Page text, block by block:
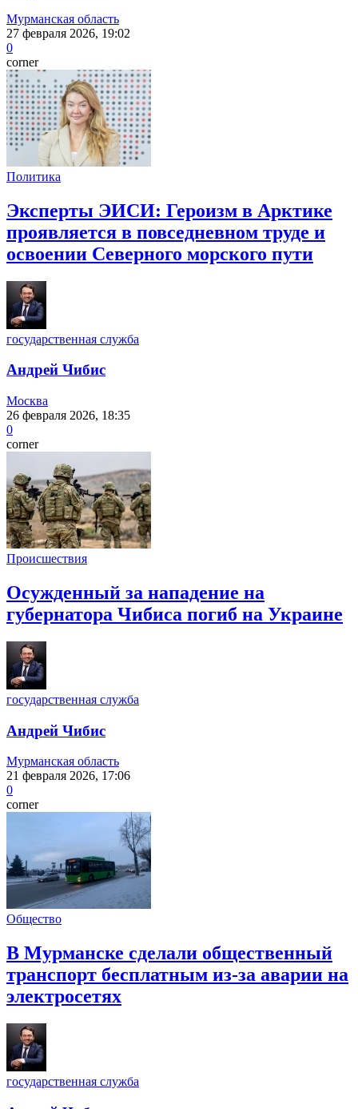
Мурманская область
27 февраля 2026, 19:02
0
corner
Политика
Эксперты ЭИСИ: Героизм в Арктике
проявляется в повседневном труде и
освоении Северного морского пути
государственная служба
Андрей Чибис
Москва
26 февраля 2026, 18:35
0
corner
Происшествия
Осужденный за нападение на
губернатора Чибиса погиб на Украине
государственная служба
Андрей Чибис
Мурманская область
21 февраля 2026, 17:06
0
corner
Общество
В Мурманске сделали общественный
транспорт бесплатным из-за аварии на
электросетях
государственная служба